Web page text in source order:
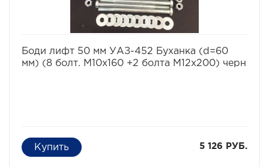
· Материал: капролон
Боди лифт 50 мм УАЗ-452 Буханка (d=60
мм) (8 болт. М10х160 +2 болта М12х200) черн
5 126 РУБ.